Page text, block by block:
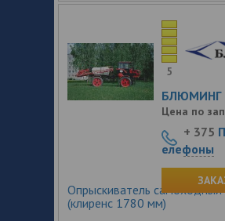
Опрыскиватель
(клиренс 1780 мм)
5
БЛЮМИНГ
Цена по
+ 375
елефоны